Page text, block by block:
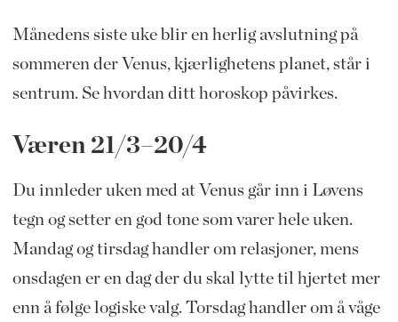
Månedens siste uke blir en herlig avslutning på
sommeren der Venus, kjærlighetens planet, står i
sentrum. Se hvordan ditt horoskop påvirkes.
Væren 21/3–20/4
Du innleder uken med at Venus går inn i Løvens
tegn og setter en god tone som varer hele uken.
Mandag og tirsdag handler om relasjoner, mens
onsdagen er en dag der du skal lytte til hjertet mer
enn å følge logiske valg. Torsdag handler om å våge